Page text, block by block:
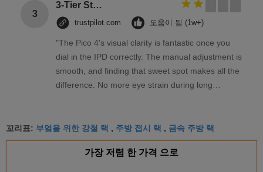
3
3-Tier Stainless Steel Storage Racks On Wheels Multi - Functional Saving Space
trustpilot.com 도움이 됨 (1w+)
"The Pico 4's visual clarity is fantastic once you
dial in the IPD correctly. The manual adjustment is
smooth, and finding that sweet spot makes all the
difference. No more eye strain during long
fantastic once you dial in the IPD correctly. The
manual adjustment is smooth, and finding that
sweet spot makes all the difference. No more eye
꼬리표: 부엌을 위한 강철 랙 , 주방 접시 랙 , 금속 주방 랙
가장 저렴 한 가격 으로